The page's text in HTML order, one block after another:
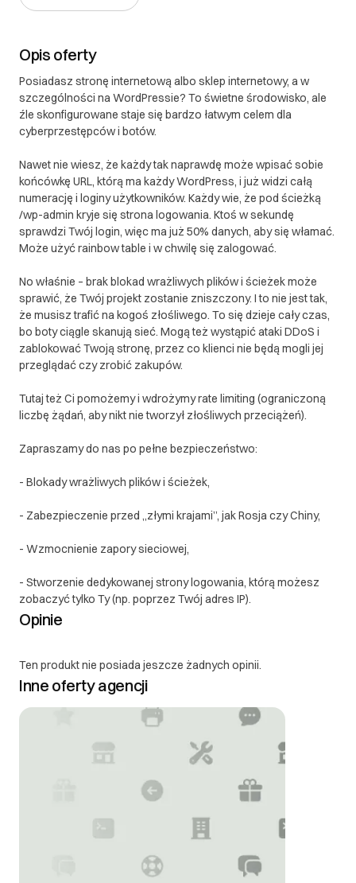
Opis oferty
Posiadasz stronę internetową albo sklep internetowy, a w
szczególności na WordPressie? To świetne środowisko, ale
źle skonfigurowane staje się bardzo łatwym celem dla
cyberprzestępców i botów.
Nawet nie wiesz, że każdy tak naprawdę może wpisać sobie
końcówkę URL, którą ma każdy WordPress, i już widzi całą
numerację i loginy użytkowników. Każdy wie, że pod ścieżką
/wp-admin kryje się strona logowania. Ktoś w sekundę
sprawdzi Twój login, więc ma już 50% danych, aby się włamać.
Może użyć rainbow table i w chwilę się zalogować.
No właśnie – brak blokad wrażliwych plików i ścieżek może
sprawić, że Twój projekt zostanie zniszczony. I to nie jest tak,
że musisz trafić na kogoś złośliwego. To się dzieje cały czas,
bo boty ciągle skanują sieć. Mogą też wystąpić ataki DDoS i
zablokować Twoją stronę, przez co klienci nie będą mogli jej
przeglądać czy zrobić zakupów.
Tutaj też Ci pomożemy i wdrożymy rate limiting (ograniczoną
liczbę żądań, aby nikt nie tworzył złośliwych przeciążeń).
Zapraszamy do nas po pełne bezpieczeństwo:
- Blokady wrażliwych plików i ścieżek,
- Zabezpieczenie przed „złymi krajami”, jak Rosja czy Chiny,
- Wzmocnienie zapory sieciowej,
- Stworzenie dedykowanej strony logowania, którą możesz
zobaczyć tylko Ty (np. poprzez Twój adres IP).
Opinie
Ten produkt nie posiada jeszcze żadnych opinii.
Inne oferty agencji